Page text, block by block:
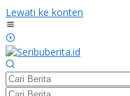
Lewati ke konten